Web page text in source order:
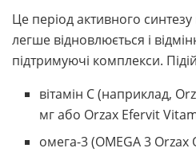
Це період активного
легше відновлюється і
підтримуючі комплекси.
вітамін С (наприклад,
мг або Orzax Efervit
омега-3 (OMEGA 3 Orzax